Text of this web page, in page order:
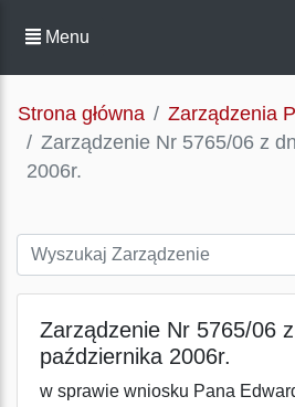
Menu
Strona główna
Zarządzenia
Zarządzenie Nr 5765/06 z
2006r.
Zarządzenie Nr 5765/06
października 2006r.
w sprawie wniosku Pana